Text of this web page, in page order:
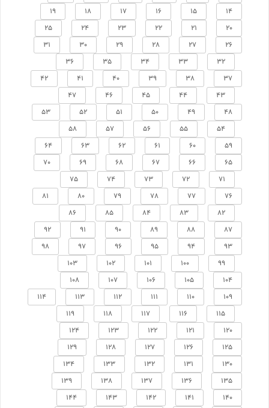
14
15
16
17
18
19
20
21
22
23
24
25
26
27
28
29
30
31
32
33
34
35
36
37
38
39
40
41
42
43
44
45
46
47
48
49
50
51
52
53
54
55
56
57
58
59
60
61
62
63
64
65
66
67
68
69
70
71
72
73
74
75
76
77
78
79
80
81
82
83
84
85
86
87
88
89
90
91
92
93
94
95
96
97
98
99
100
101
102
103
104
105
106
107
108
109
110
111
112
113
114
115
116
117
118
119
120
121
122
123
124
125
126
127
128
129
130
131
132
133
134
135
136
137
138
139
140
141
142
143
144